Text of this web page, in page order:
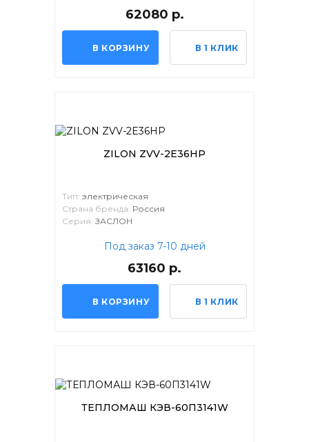
62080 р.
В КОРЗИНУ В 1 КЛИК
ZILON ZVV-2E36HP
Тип: электрическая
Страна бренда: Россия
Серия:ЗАСЛОН
Под заказ 7-10 дней
63160 р.
В КОРЗИНУ В 1 КЛИК
ТЕПЛОМАШ КЭВ-60П3141W